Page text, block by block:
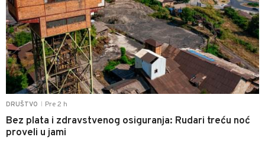
DRUŠTVO Pre 2 h
Bez plata i zdravstvenog osiguranja: Rudari treću noć
proveli u jami